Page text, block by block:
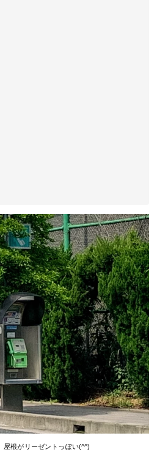
屋根がリーゼントっぽい(^^)